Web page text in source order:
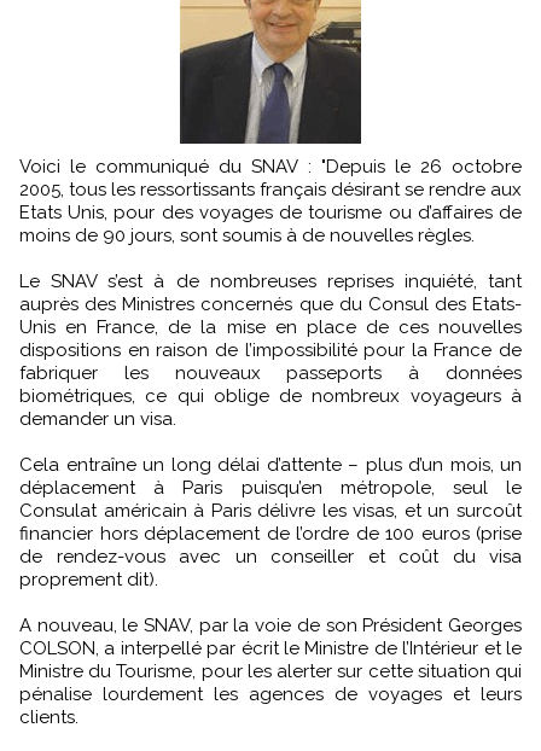
Voici le communiqué du SNAV : "Depuis le 26 octobre
2005, tous les ressortissants français désirant se rendre aux
Etats Unis, pour des voyages de tourisme ou d’affaires de
moins de 90 jours, sont soumis à de nouvelles règles.
Le SNAV s’est à de nombreuses reprises inquiété, tant
auprès des Ministres concernés que du Consul des Etats-
Unis en France, de la mise en place de ces nouvelles
dispositions en raison de l’impossibilité pour la France de
fabriquer les nouveaux passeports à données
biométriques, ce qui oblige de nombreux voyageurs à
demander un visa.
Cela entraîne un long délai d’attente – plus d’un mois, un
déplacement à Paris puisqu’en métropole, seul le
Consulat américain à Paris délivre les visas, et un surcoût
financier hors déplacement de l’ordre de 100 euros (prise
de rendez-vous avec un conseiller et coût du visa
proprement dit).
A nouveau, le SNAV, par la voie de son Président Georges
COLSON, a interpellé par écrit le Ministre de l’Intérieur et le
Ministre du Tourisme, pour les alerter sur cette situation qui
pénalise lourdement les agences de voyages et leurs
clients.